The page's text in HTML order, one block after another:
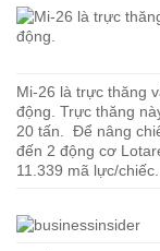
Mi-26 là trực thăng
động. Trực thăng
20 tấn. Để nâng
đến 2 động cơ
11.339 mã lực/